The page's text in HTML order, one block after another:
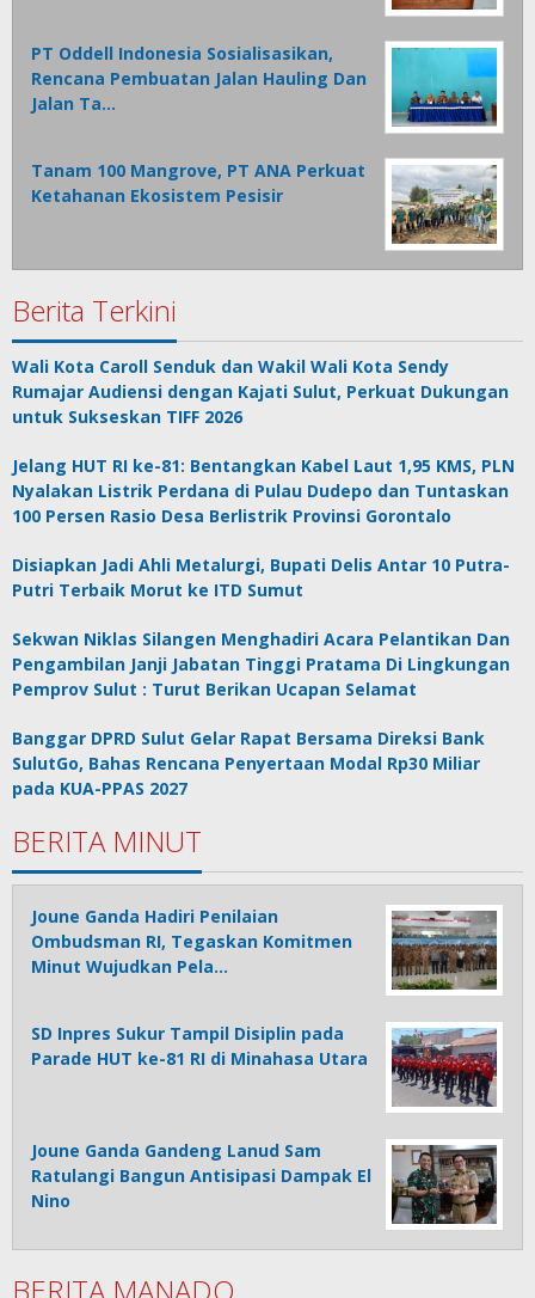
PT Oddell Indonesia Sosialisasikan,
Rencana Pembuatan Jalan Hauling Dan
Jalan Ta…
Tanam 100 Mangrove, PT ANA Perkuat
Ketahanan Ekosistem Pesisir
Berita Terkini
Wali Kota Caroll Senduk dan Wakil Wali Kota Sendy
Rumajar Audiensi dengan Kajati Sulut, Perkuat Dukungan
untuk Sukseskan TIFF 2026
Jelang HUT RI ke-81: Bentangkan Kabel Laut 1,95 KMS, PLN
Nyalakan Listrik Perdana di Pulau Dudepo dan Tuntaskan
100 Persen Rasio Desa Berlistrik Provinsi Gorontalo
Disiapkan Jadi Ahli Metalurgi, Bupati Delis Antar 10 Putra-
Putri Terbaik Morut ke ITD Sumut
Sekwan Niklas Silangen Menghadiri Acara Pelantikan Dan
Pengambilan Janji Jabatan Tinggi Pratama Di Lingkungan
Pemprov Sulut : Turut Berikan Ucapan Selamat
Banggar DPRD Sulut Gelar Rapat Bersama Direksi Bank
SulutGo, Bahas Rencana Penyertaan Modal Rp30 Miliar
pada KUA-PPAS 2027
BERITA MINUT
Joune Ganda Hadiri Penilaian
Ombudsman RI, Tegaskan Komitmen
Minut Wujudkan Pela…
SD Inpres Sukur Tampil Disiplin pada
Parade HUT ke-81 RI di Minahasa Utara
Joune Ganda Gandeng Lanud Sam
Ratulangi Bangun Antisipasi Dampak El
Nino